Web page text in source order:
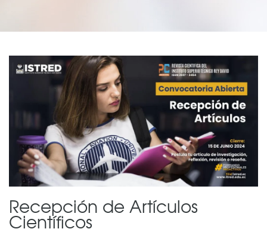
Recepción de Artículos
Científicos